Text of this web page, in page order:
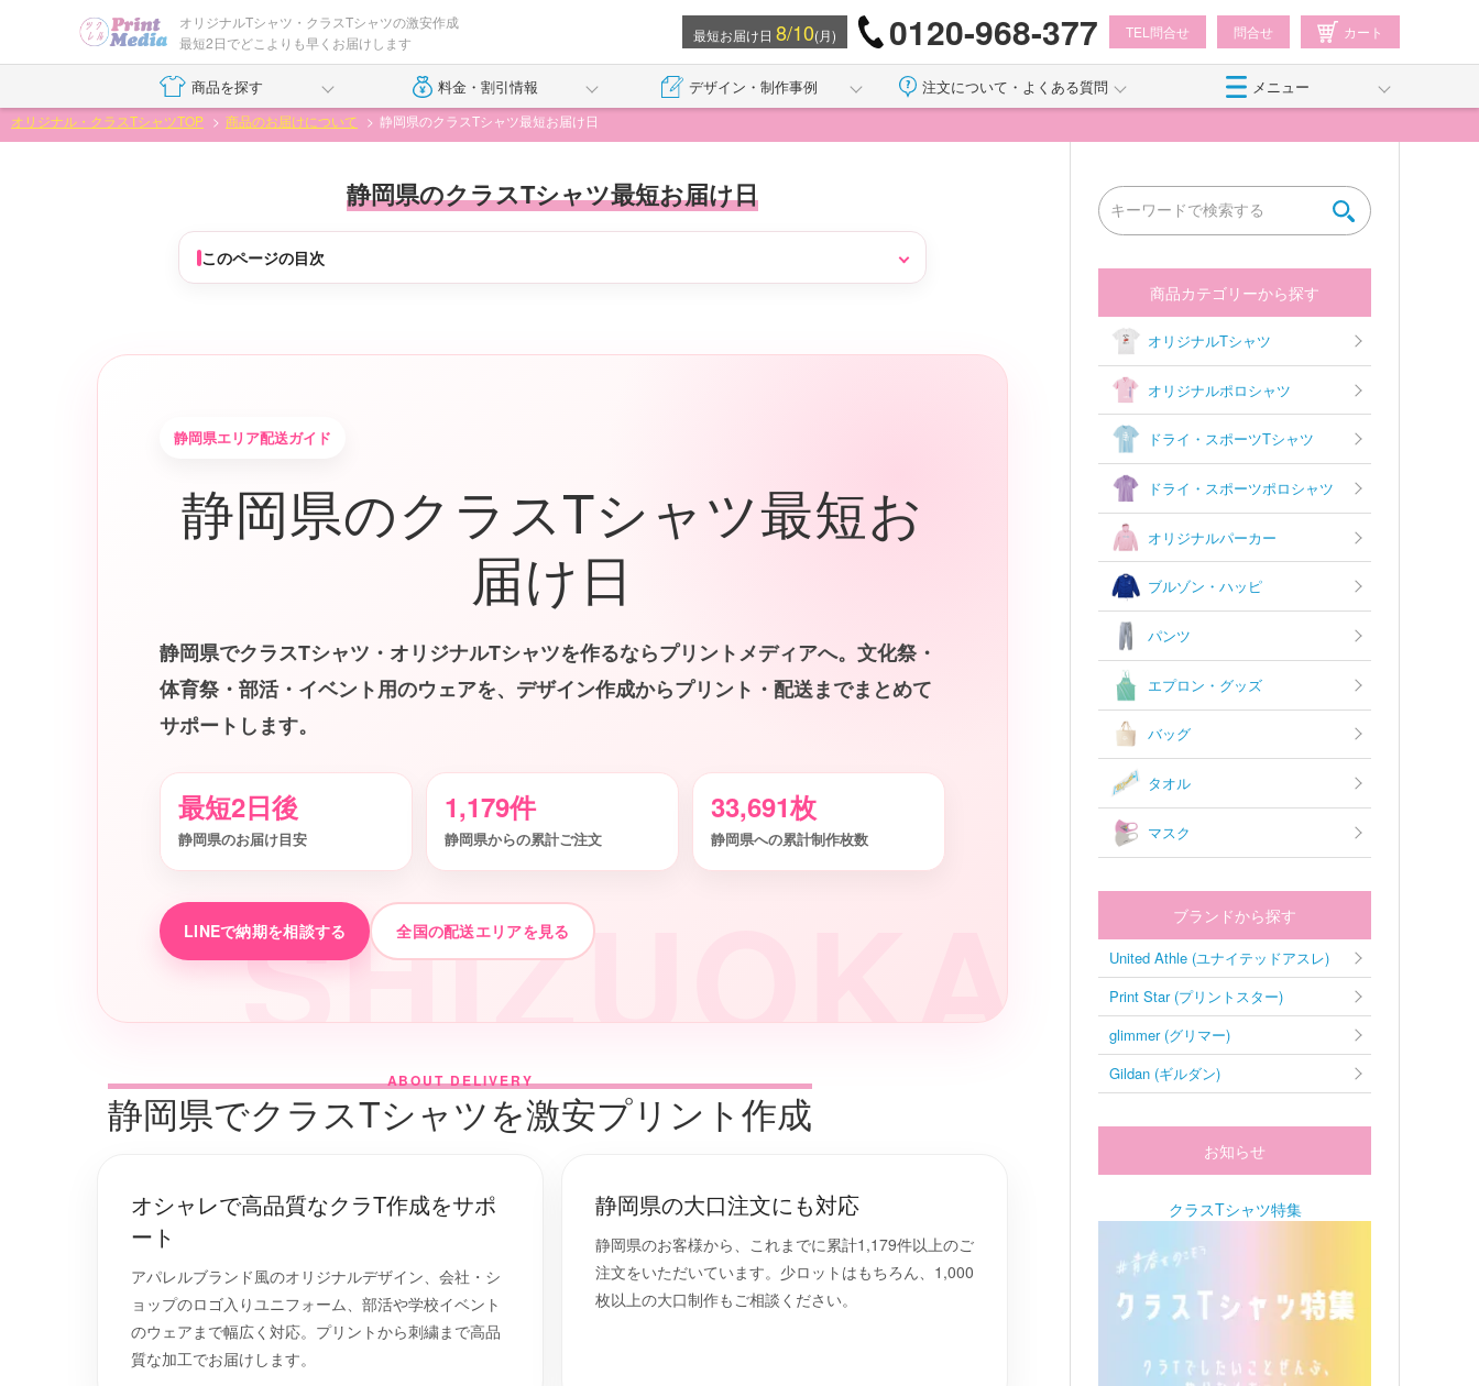
オリジナルTシャツ・クラスTシャツの激安作成
最短2日でどこよりも早くお届けします
最短お届け日8/10(月) 0120-968-377 TEL問合せ 問合せ カート
商品を探す 料金・割引情報 デザイン・制作事例 注文について・よくある質問 メニュー
オリジナル・クラスTシャツTOP 商品のお届けについて 静岡県のクラスTシャツ最短お届け日
静岡県のクラスTシャツ最短お届け日
このページの目次
SHIZUOKA
静岡県エリア配送ガイド
静岡県のクラスTシャツ最短お
届け日
静岡県でクラスTシャツ・オリジナルTシャツを作るならプリントメディアへ。文化祭・
体育祭・部活・イベント用のウェアを、デザイン作成からプリント・配送までまとめて
サポートします。
最短2日後
静岡県のお届け目安
1,179件
静岡県からの累計ご注文
33,691枚
静岡県への累計制作枚数
LINEで納期を相談する 全国の配送エリアを見る
ABOUT DELIVERY
静岡県でクラスTシャツを激安プリント作成
オシャレで高品質なクラT作成をサポ
ート
アパレルブランド風のオリジナルデザイン、会社・シ
ョップのロゴ入りユニフォーム、部活や学校イベント
のウェアまで幅広く対応。プリントから刺繍まで高品
質な加工でお届けします。
静岡県の大口注文にも対応
静岡県のお客様から、これまでに累計1,179件以上のご
注文をいただいています。少ロットはもちろん、1,000
枚以上の大口制作もご相談ください。
商品カテゴリーから探す
オリジナルTシャツ
オリジナルポロシャツ
ドライ・スポーツTシャツ
ドライ・スポーツポロシャツ
オリジナルパーカー
ブルゾン・ハッピ
パンツ
エプロン・グッズ
バッグ
タオル
マスク
ブランドから探す
United Athle (ユナイテッドアスレ)
Print Star (プリントスター)
glimmer (グリマー)
Gildan (ギルダン)
お知らせ
クラスTシャツ特集